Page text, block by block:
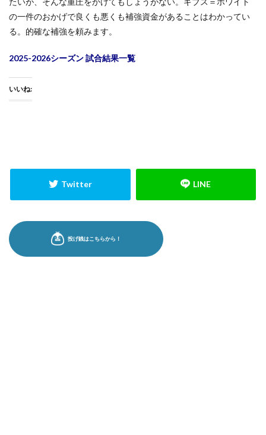
の一件のおかげで良くも悪くも補強資金があることはわかってい
る。的確な補強を頼みます。
2025-2026シーズン 試合結果一覧
いいね: